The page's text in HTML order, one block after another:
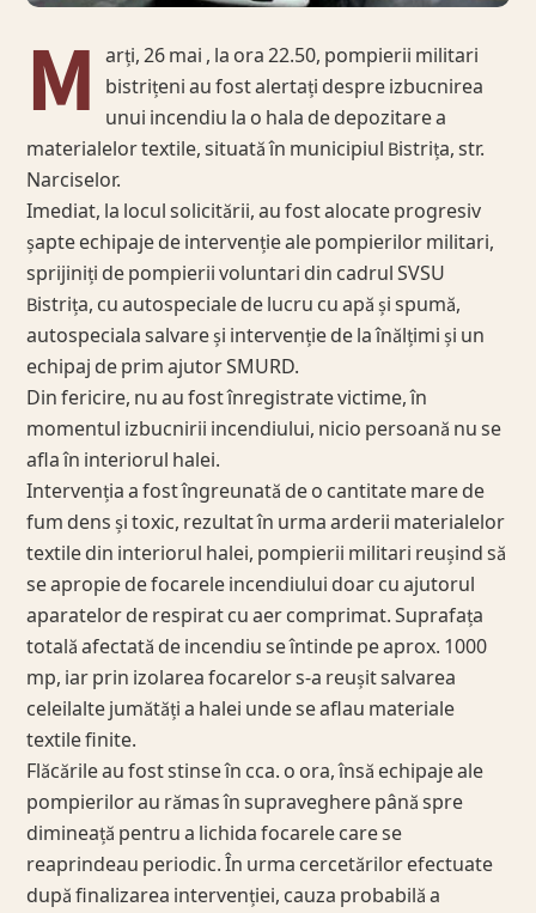
M arți, 26 mai , la ora 22.50, pompierii militari
bistrițeni au fost alertați despre izbucnirea
unui incendiu la o hala de depozitare a
materialelor textile, situată în municipiul Bistrița, str.
Narciselor.
Imediat, la locul solicitării, au fost alocate progresiv
șapte echipaje de intervenție ale pompierilor militari,
sprijiniți de pompierii voluntari din cadrul SVSU
Bistrița, cu autospeciale de lucru cu apă și spumă,
autospeciala salvare și intervenție de la înălțimi și un
echipaj de prim ajutor SMURD.
Din fericire, nu au fost înregistrate victime, în
momentul izbucnirii incendiului, nicio persoană nu se
afla în interiorul halei.
Intervenția a fost îngreunată de o cantitate mare de
fum dens și toxic, rezultat în urma arderii materialelor
textile din interiorul halei, pompierii militari reușind să
se apropie de focarele incendiului doar cu ajutorul
aparatelor de respirat cu aer comprimat. Suprafața
totală afectată de incendiu se întinde pe aprox. 1000
mp, iar prin izolarea focarelor s-a reușit salvarea
celeilalte jumătăți a halei unde se aflau materiale
textile finite.
Flăcările au fost stinse în cca. o ora, însă echipaje ale
pompierilor au rămas în supraveghere până spre
dimineață pentru a lichida focarele care se
reaprindeau periodic. În urma cercetărilor efectuate
după finalizarea intervenției, cauza probabilă a